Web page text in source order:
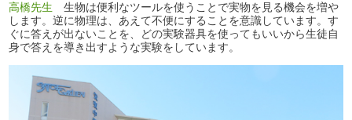
高橋先生 生物は便利なツールを使うことで実物を見る機会を増や
します。逆に物理は、あえて不便にすることを意識しています。す
ぐに答えが出ないことを、どの実験器具を使ってもいいから生徒自
身で答えを導き出すような実験をしています。